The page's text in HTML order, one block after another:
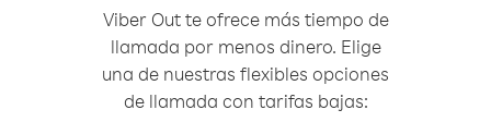
Viber Out te ofrece más tiempo de
llamada por menos dinero. Elige
una de nuestras flexibles opciones
de llamada con tarifas bajas: